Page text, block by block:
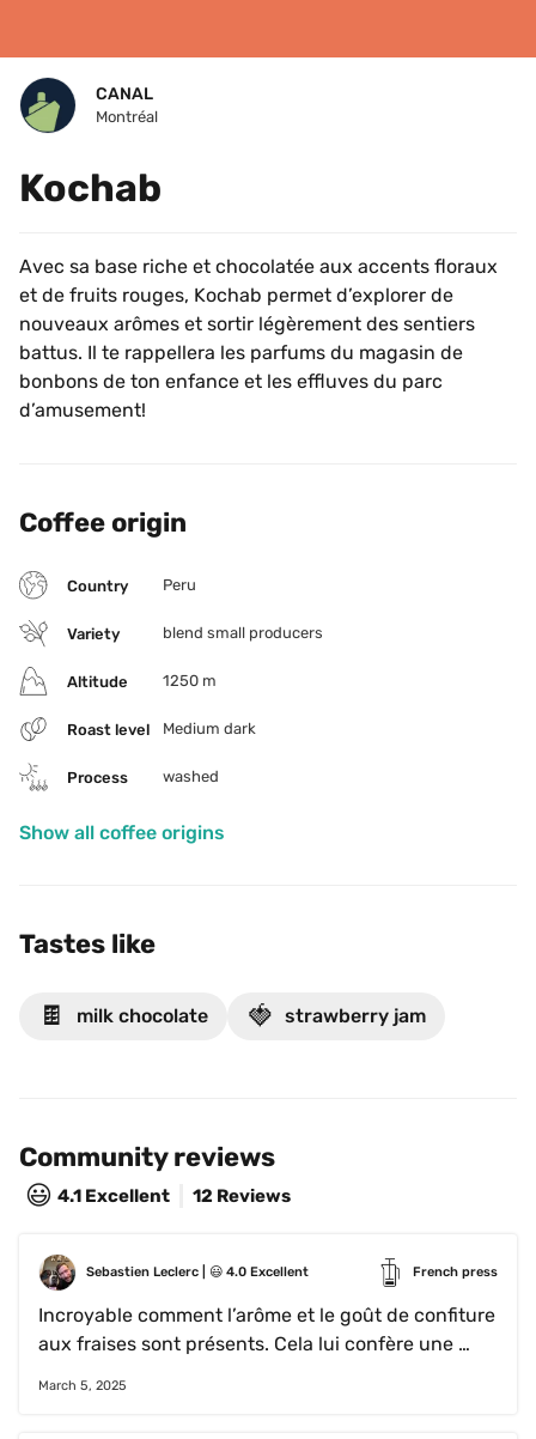
CANAL
Montréal
Kochab
Avec sa base riche et chocolatée aux accents floraux
et de fruits rouges, Kochab permet d’explorer de
nouveaux arômes et sortir légèrement des sentiers
battus. Il te rappellera les parfums du magasin de
bonbons de ton enfance et les effluves du parc
d’amusement!
Coffee origin
Country Peru
Variety blend small producers
Altitude 1250 m
Roast level Medium dark
Process washed
Show all coffee origins
Tastes like
🍫 milk chocolate 🍓 strawberry jam
Community reviews
😃 4.1 Excellent 12 Reviews
Sebastien Leclerc 😃 4.0 Excellent French press
Incroyable comment l’arôme et le goût de confiture
aux fraises sont présents. Cela lui confère une
March 5, 2025